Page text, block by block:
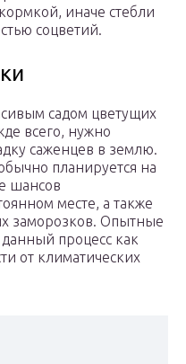
иначе стебли
соцветий.
садом цветущих
всего, нужно
саженцев в землю.
планируется на
шансов
месте, а также
заморозков. Опытные
процесс как
от климатических